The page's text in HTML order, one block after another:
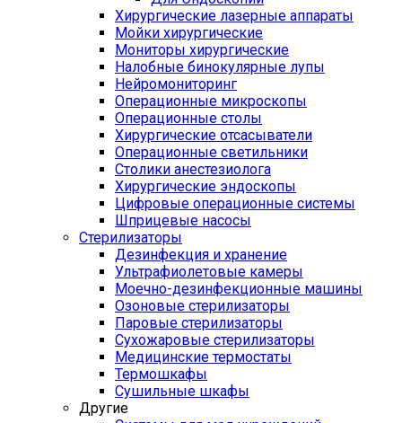
Хирургические лазерные аппараты
Мойки хирургические
Мониторы хирургические
Налобные бинокулярные лупы
Нейромониторинг
Операционные микроскопы
Операционные столы
Хирургические отсасыватели
Операционные светильники
Столики анестезиолога
Хирургические эндоскопы
Цифровые операционные системы
Шприцевые насосы
Стерилизаторы
Дезинфекция и хранение
Ультрафиолетовые камеры
Моечно-дезинфекционные машины
Озоновые стерилизаторы
Паровые стерилизаторы
Сухожаровые стерилизаторы
Медицинские термостаты
Термошкафы
Сушильные шкафы
Другие